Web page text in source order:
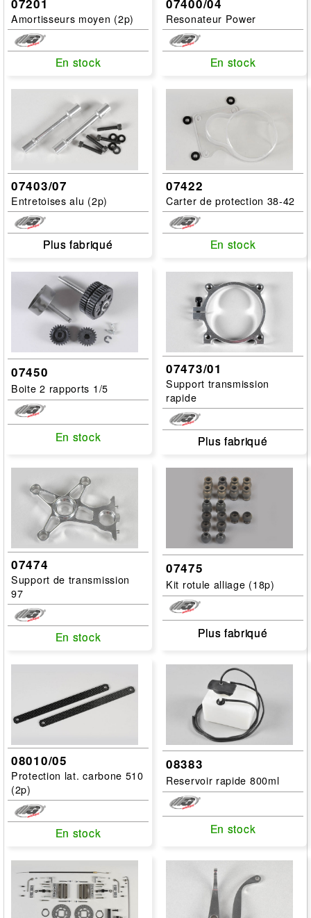
Amortisseurs moyen (2p)
En stock
En stock
Resonateur Power
En stock
En stock
07403/07
Entretoises alu (2p)
Plus fabriqué
Plus fabriqué
07422
Carter de protection 38-42
En stock
En stock
07450
Boite 2 rapports 1/5
En stock
En stock
07473/01
Support transmission
rapide
Plus fabriqué
Plus fabriqué
07474
Support de transmission
97
En stock
En stock
07475
Kit rotule alliage (18p)
Plus fabriqué
Plus fabriqué
08010/05
Protection lat. carbone 510
(2p)
En stock
En stock
08383
Reservoir rapide 800ml
En stock
En stock